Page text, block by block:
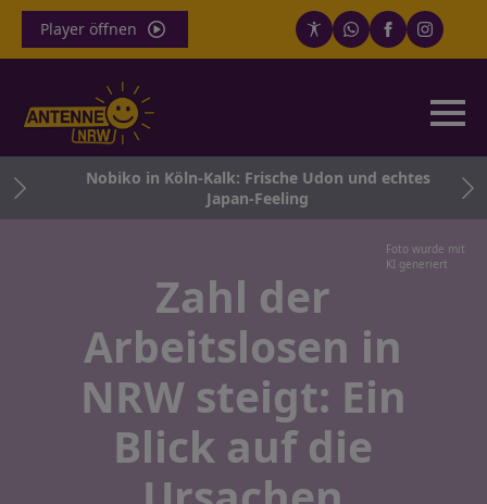
Player öffnen
Nobiko in Köln-Kalk: Frische Udon und echtes
Japan-Feeling
Foto wurde mit
KI generiert
Zahl der
Arbeitslosen in
NRW steigt: Ein
Blick auf die